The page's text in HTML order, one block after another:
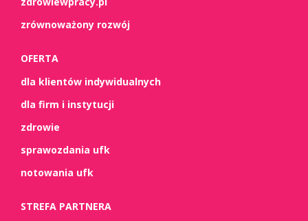
zrównoważony rozwój
OFERTA
dla klientów indywidualnych
dla firm i instytucji
zdrowie
sprawozdania ufk
notowania ufk
STREFA PARTNERA